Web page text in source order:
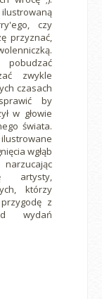
czy
przyznać,
zwykle
czasach
by
w głowie
świata.
wgłąb
artysty,
którzy
z
wydań